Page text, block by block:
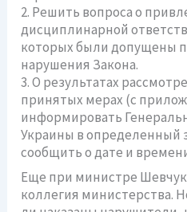
2. Решить вопроса о
дисциплинарной
которых были допущены
нарушения Закона.
3. О результатах
принятых мерах (с
информировать
Украины в определенный
сообщить о дате и
Еще при министре
коллегия министерства.